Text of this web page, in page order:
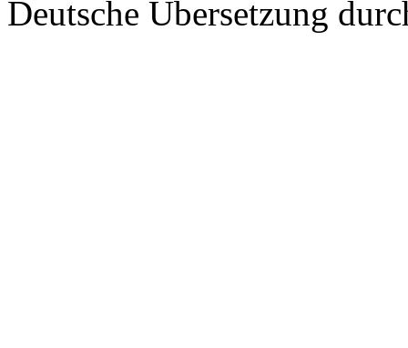
Deutsche Übersetzung